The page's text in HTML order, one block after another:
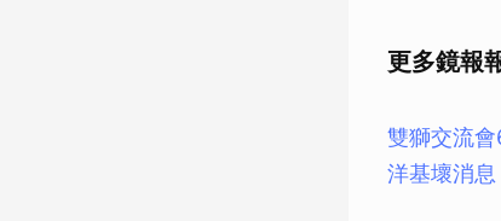
更多鏡報
雙獅交流
洋基壞消